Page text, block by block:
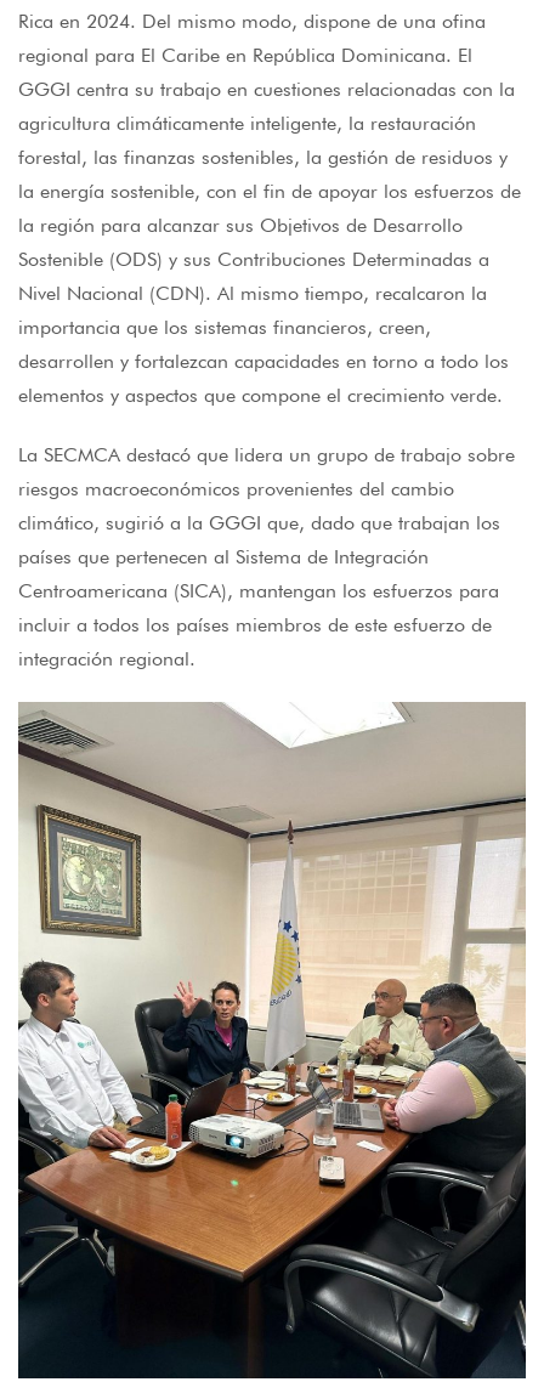
Rica en 2024. Del mismo modo, dispone de una ofina
regional para El Caribe en República Dominicana. El
GGGI centra su trabajo en cuestiones relacionadas con la
agricultura climáticamente inteligente, la restauración
forestal, las finanzas sostenibles, la gestión de residuos y
la energía sostenible, con el fin de apoyar los esfuerzos de
la región para alcanzar sus Objetivos de Desarrollo
Sostenible (ODS) y sus Contribuciones Determinadas a
Nivel Nacional (CDN). Al mismo tiempo, recalcaron la
importancia que los sistemas financieros, creen,
desarrollen y fortalezcan capacidades en torno a todo los
elementos y aspectos que compone el crecimiento verde.
La SECMCA destacó que lidera un grupo de trabajo sobre
riesgos macroeconómicos provenientes del cambio
climático, sugirió a la GGGI que, dado que trabajan los
países que pertenecen al Sistema de Integración
Centroamericana (SICA), mantengan los esfuerzos para
incluir a todos los países miembros de este esfuerzo de
integración regional.